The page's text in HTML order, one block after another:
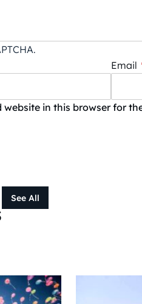
Email
website in this browser for
See All